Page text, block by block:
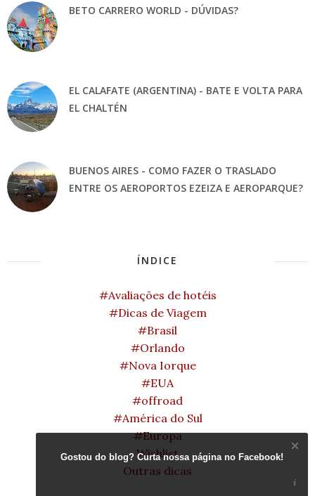
BETO CARRERO WORLD - DÚVIDAS?
EL CALAFATE (ARGENTINA) - BATE E VOLTA PARA
EL CHALTÉN
BUENOS AIRES - COMO FAZER O TRASLADO
ENTRE OS AEROPORTOS EZEIZA E AEROPARQUE?
ÍNDICE
#Avaliações de hotéis
#Dicas de Viagem
#Brasil
#Orlando
#Nova Iorque
#EUA
#offroad
#América do Sul
#Europa
Wishlist
Outras dicas
Gostou do blog? Curta nossa página no Facebook!